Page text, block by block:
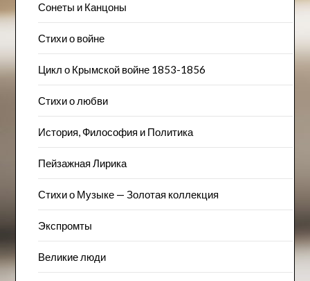
Сонеты и Канцоны
Стихи о войне
Цикл о Крымской войне 1853-1856
Стихи о любви
История, Философия и Политика
Пейзажна​я Лирика
Стихи о Музыке — Золотая коллекция
Экспромты
Великие люди